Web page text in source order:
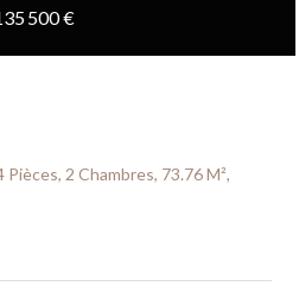
500 €
2 Chambres, 73.76 M²,